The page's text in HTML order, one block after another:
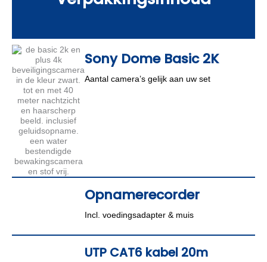
Sony Dome Basic 2K
Aantal camera’s gelijk aan uw set
Opnamerecorder
Incl. voedingsadapter & muis
UTP CAT6 kabel 20m